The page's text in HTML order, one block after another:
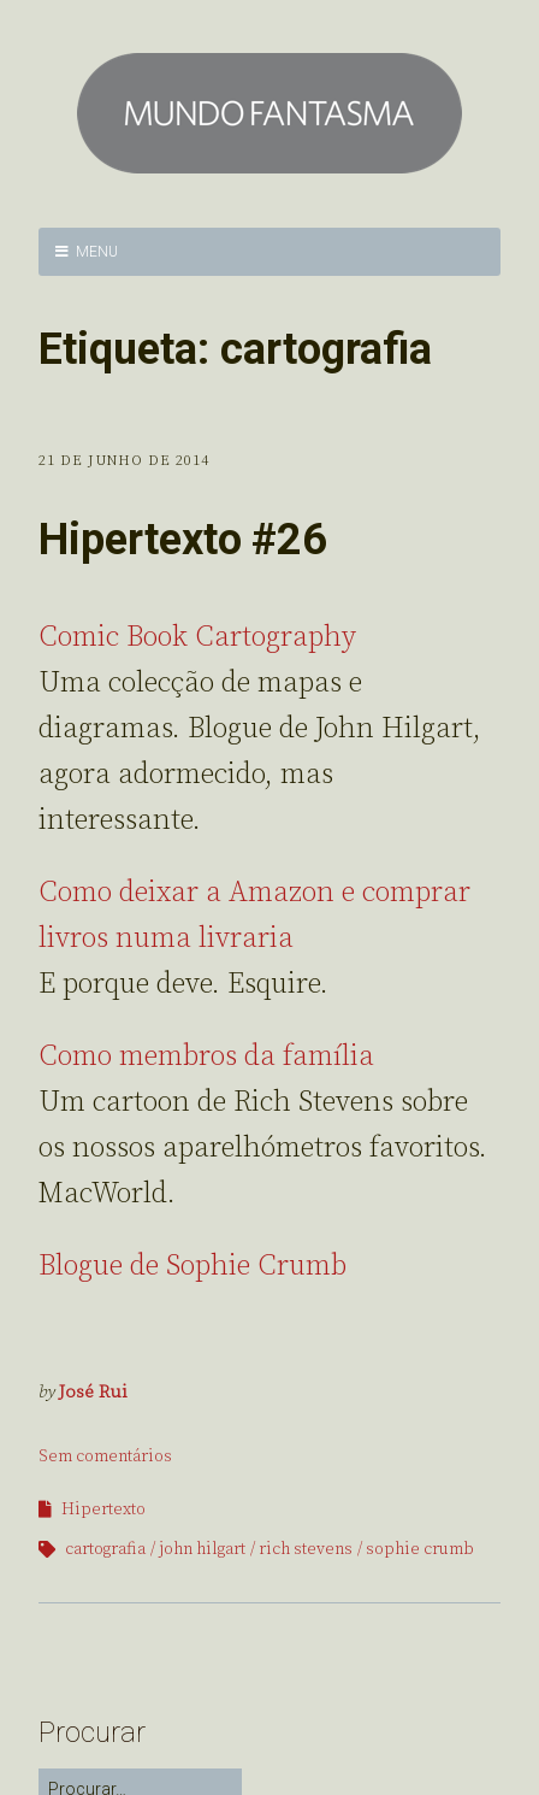
MENU
Etiqueta: cartografia
21 DE JUNHO DE 2014
Hipertexto #26
Comic Book Cartography
Uma colecção de mapas e
diagramas. Blogue de John Hilgart,
agora adormecido, mas
interessante.
Como deixar a Amazon e comprar
livros numa livraria
E porque deve. Esquire.
Como membros da família
Um cartoon de Rich Stevens sobre
os nossos aparelhómetros favoritos.
MacWorld.
Blogue de Sophie Crumb
byJosé Rui
Sem comentários
Hipertexto
cartografia
john hilgart rich stevens sophie crumb
Procurar